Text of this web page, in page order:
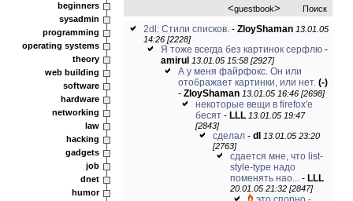
beginners
sysadmin
programming
operating systems
theory
web building
software
hardware
networking
law
hacking
gadgets
job
dnet
humor
<guestbook> Поиск
2dl: Стили списков. - ZloyShaman 13.01.05
14:26 [2228]
Я тоже всегда без картинок серфлю -
amirul 13.01.05 15:58 [2927]
А у меня файрфокс. Он или
отображает картинки, или нет. (-)
- ZloyShaman 13.01.05 16:46 [2698]
некоторые вещи в firefox'е
бесят - LLL 13.01.05 19:47
[2843]
сделал - dl
13.01.05 23:20
[2763]
сдается мне, что list-
style-type надо
поменять нао... - LLL
20.01.05 21:32 [2847]